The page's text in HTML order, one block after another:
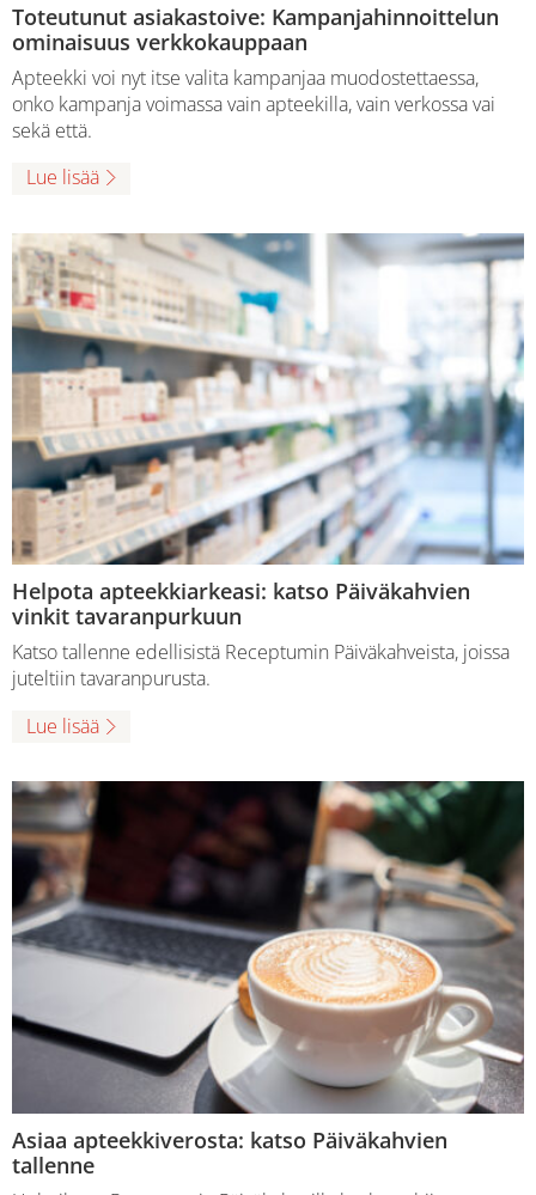
Toteutunut asiakastoive: Kampanjahinnoittelun
ominaisuus verkkokauppaan
Apteekki voi nyt itse valita kampanjaa muodostettaessa,
onko kampanja voimassa vain apteekilla, vain verkossa vai
sekä että.
Lue lisää
Helpota apteekkiarkeasi: katso Päiväkahvien
vinkit tavaranpurkuun
Katso tallenne edellisistä Receptumin Päiväkahveista, joissa
juteltiin tavaranpurusta.
Lue lisää
Asiaa apteekkiverosta: katso Päiväkahvien
tallenne